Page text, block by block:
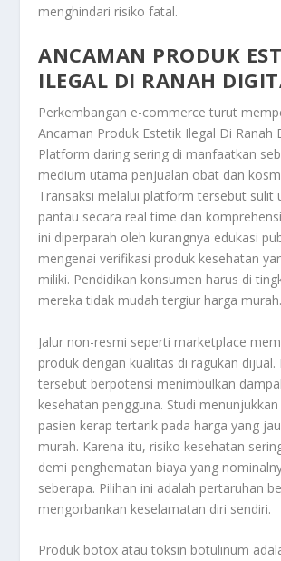
menghindari risiko fatal.
ANCAMAN PRODUK
ILEGAL DI RANAH
Perkembangan e-commerce turut
Ancaman Produk Estetik Ilegal Di Ranah
Platform daring sering di manfaatkan
medium utama penjualan obat dan
Transaksi melalui platform tersebut sulit
pantau secara real time dan
ini diperparah oleh kurangnya edukasi
mengenai verifikasi produk kesehatan
miliki. Pendidikan konsumen harus di
mereka tidak mudah tergiur harga murah.
Jalur non-resmi seperti marketplace
produk dengan kualitas di ragukan dijual.
tersebut berpotensi menimbulkan
kesehatan pengguna. Studi
pasien kerap tertarik pada harga yang
murah. Karena itu, risiko kesehatan
demi penghematan biaya yang
seberapa. Pilihan ini adalah pertaruhan
mengorbankan keselamatan diri sendiri.
Produk botox atau toksin botulinum